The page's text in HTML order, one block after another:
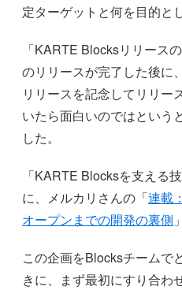
定ターゲットと何を目的と
「KARTE Blocksリリース
のリリースが完了した後に、
リリースを記念してリリー
いたら面白いのではという
した。
「KARTE Blocksを支える
に、メルカリさんの「連載
オープンまでの開発の裏側
この企画をBlocksチームで
きに、まず最初にすり合わ